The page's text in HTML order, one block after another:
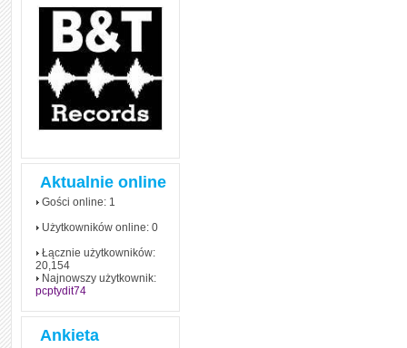
Aktualnie online
Gości online: 1
Użytkowników online: 0
Łącznie użytkowników:
20,154
Najnowszy użytkownik:
pcptydit74
Ankieta